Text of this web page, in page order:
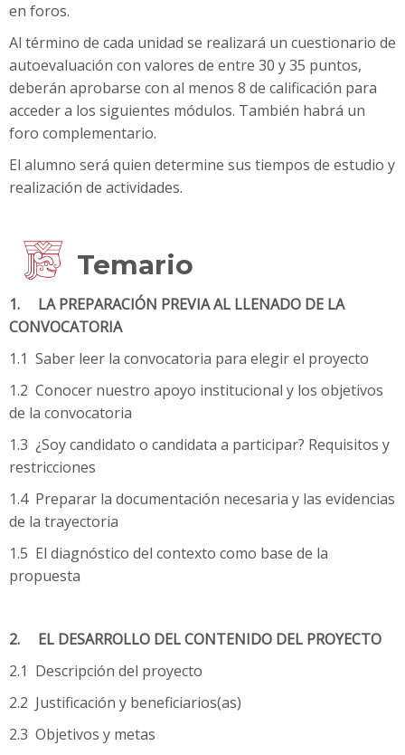
en foros.
Al término de cada unidad se realizará un cuestionario de
autoevaluación con valores de entre 30 y 35 puntos,
deberán aprobarse con al menos 8 de calificación para
acceder a los siguientes módulos. También habrá un
foro complementario.
El alumno será quien determine sus tiempos de estudio y
realización de actividades.
Temario
1. LA PREPARACIÓN PREVIA AL LLENADO DE LA
CONVOCATORIA
1.1 Saber leer la convocatoria para elegir el proyecto
1.2 Conocer nuestro apoyo institucional y los objetivos
de la convocatoria
1.3 ¿Soy candidato o candidata a participar? Requisitos y
restricciones
1.4 Preparar la documentación necesaria y las evidencias
de la trayectoria
1.5 El diagnóstico del contexto como base de la
propuesta
2. EL DESARROLLO DEL CONTENIDO DEL PROYECTO
2.1 Descripción del proyecto
2.2 Justificación y beneficiarios(as)
2.3 Objetivos y metas